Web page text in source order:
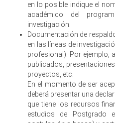
en lo posible indique el
académico del
investigación.
Documentación de
en las líneas de
profesional). Por ejemplo,
publicados,
proyectos, etc.
En el momento de ser
deberá presentar una
que tiene los recursos
estudios de Postgrado